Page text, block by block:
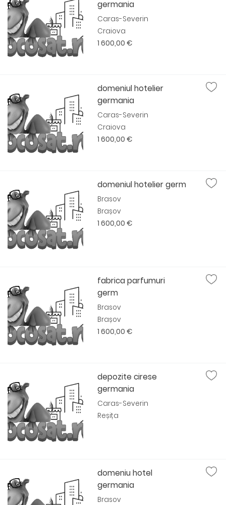
germania
Caras-Severin
Craiova
1 600,00 €
domeniul hotelier
germania
Caras-Severin
Craiova
1 600,00 €
domeniul hotelier germ
Brasov
Brașov
1 600,00 €
fabrica parfumuri
germ
Brasov
Brașov
1 600,00 €
depozite cirese
germania
Caras-Severin
Reșița
domeniu hotel
germania
Brasov